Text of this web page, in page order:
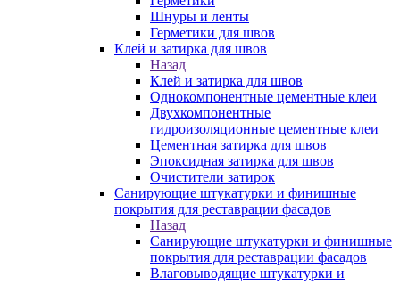
Шнуры и ленты
Герметики для швов
Клей и затирка для швов
Назад
Клей и затирка для швов
Однокомпонентные цементные клеи
Двухкомпонентные
гидроизоляционные цементные клеи
Цементная затирка для швов
Эпоксидная затирка для швов
Очистители затирок
Санирующие штукатурки и финишные
покрытия для реставрации фасадов
Назад
Санирующие штукатурки и финишные
покрытия для реставрации фасадов
Влаговыводящие штукатурки и